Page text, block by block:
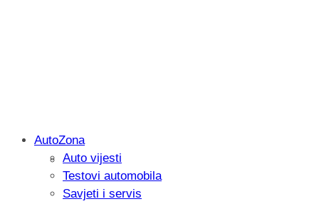
Savjetujemo: Što učiniti kada vaš
AutoZona
Auto vijesti
Testovi automobila
Savjeti i servis